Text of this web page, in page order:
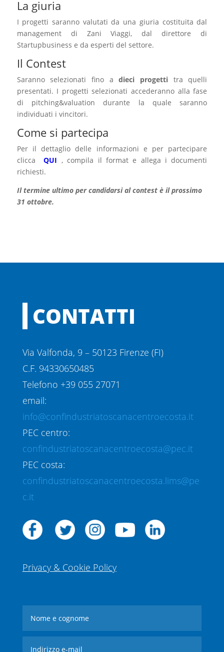
La giuria
I progetti saranno valutati da una giuria costituita dal
management di Zani Viaggi, dal direttore di
Startupbusiness e da esperti del settore.
Il Contest
Saranno selezionati fino adieci progetti tra quelli
presentati. I progetti selezionati accederanno alla fase
di pitching&valuation durante la quale saranno
individuati i vincitori.
Come si partecipa
Per il dettaglio delle informazioni e per partecipare
cliccaQUI , compila il format e allega i documenti
richiesti.
Il termine ultimo per candidarsi al contest è il prossimo
31 ottobre.
CONTATTI
Via Valfonda, 9 – 50123 Firenze (FI)
C.F. 94330650485
Telefono +39 055 27071
email:
info@confindustriatoscanacentroecosta.it
PEC centro:
confindustriatoscanacentroecosta@pec.it
PEC costa:
confindustriatoscanacentroecosta.lims@pe
c.it
Privacy & Cookie Policy